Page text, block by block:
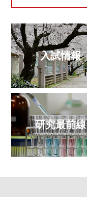
入試情報
研究最前線